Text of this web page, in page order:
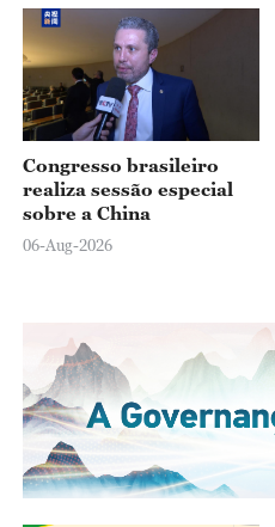
Congresso brasileiro
realiza sessão especial
06-Aug-2026